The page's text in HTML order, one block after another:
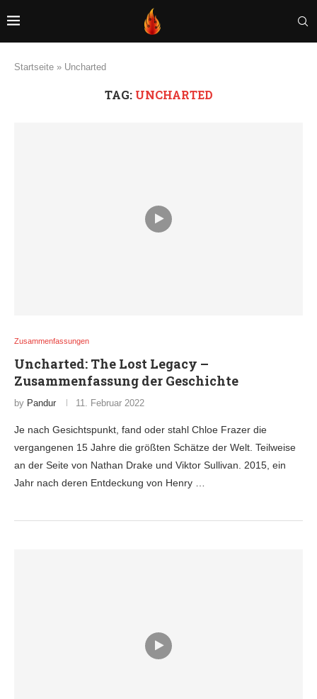
Startseite » Uncharted
TAG: UNCHARTED
Zusammenfassungen
Uncharted: The Lost Legacy –
Zusammenfassung der Geschichte
by Pandur 11. Februar 2022
Je nach Gesichtspunkt, fand oder stahl Chloe Frazer die
vergangenen 15 Jahre die größten Schätze der Welt. Teilweise
an der Seite von Nathan Drake und Viktor Sullivan. 2015, ein
Jahr nach deren Entdeckung von Henry …